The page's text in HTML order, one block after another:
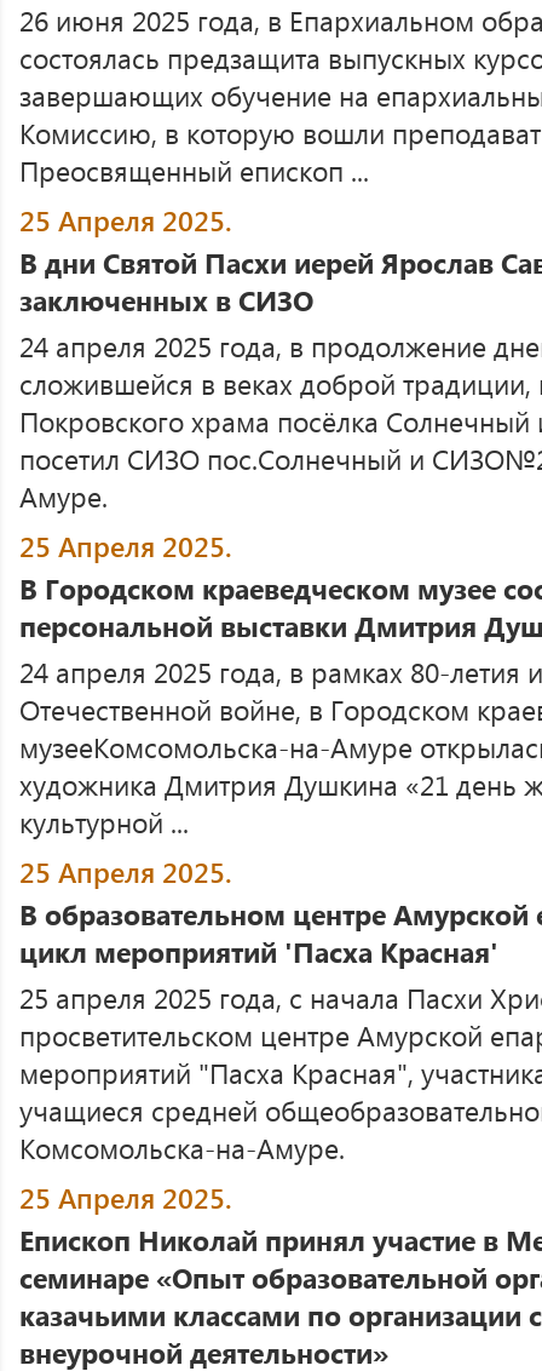
26 июня 2025 года, в Епархиальном
состоялась предзащита выпускных
завершающих обучение на
Комиссию, в которую вошли
Преосвященный епископ ...
25 Апреля 2025.
В дни Святой Пасхи иерей Ярослав
заключенных в СИЗО
24 апреля 2025 года, в продолжение
сложившейся в веках доброй традиции,
Покровского храма посёлка
посетил СИЗО пос.Солнечный и
Амуре.
25 Апреля 2025.
В Городском краеведческом музее
персональной выставки Дмитрия
24 апреля 2025 года, в рамках 80-
Отечественной войне, в Городском
музееКомсомольска-на-Амуре
художника Дмитрия Душкина «21 день
культурной ...
25 Апреля 2025.
В образовательном центре Амурской
цикл мероприятий 'Пасха Красная'
25 апреля 2025 года, с начала Пасхи
просветительском центре Амурской
мероприятий "Пасха Красная",
учащиеся средней
Комсомольска-на-Амуре.
25 Апреля 2025.
Епископ Николай принял участие в
семинаре «Опыт образовательной
казачьими классами по организации
внеурочной деятельности»